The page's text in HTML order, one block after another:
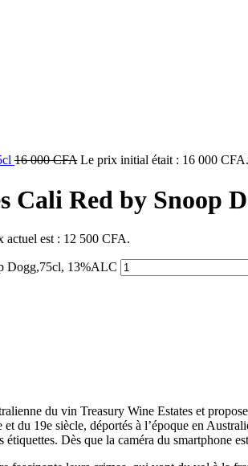
16 000CFA Le prix initial était : 16 000 CFA.
Cali Red by Snoop
actuel est : 12 500 CFA.
Dogg,75cl, 13%ALC
du vin Treasury Wine Estates et
du 19e siècle, déportés à l’époque en
Dès que la caméra du smartphone